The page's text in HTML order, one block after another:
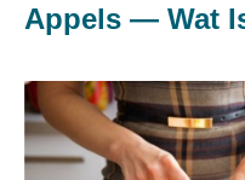
Appels — Wat